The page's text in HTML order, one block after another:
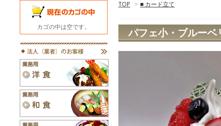
TOP > ■ カード立て
パフェ小・ブルーベ
カゴの中は空です。